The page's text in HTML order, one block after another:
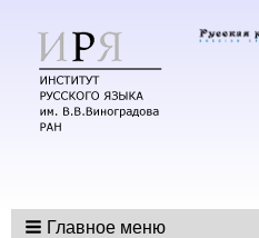
Главное меню